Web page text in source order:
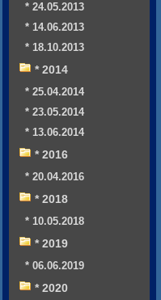
* 24.05.2013
* 14.06.2013
* 18.10.2013
* 2014
* 25.04.2014
* 23.05.2014
* 13.06.2014
* 2016
* 20.04.2016
* 2018
* 10.05.2018
* 2019
* 06.06.2019
* 2020